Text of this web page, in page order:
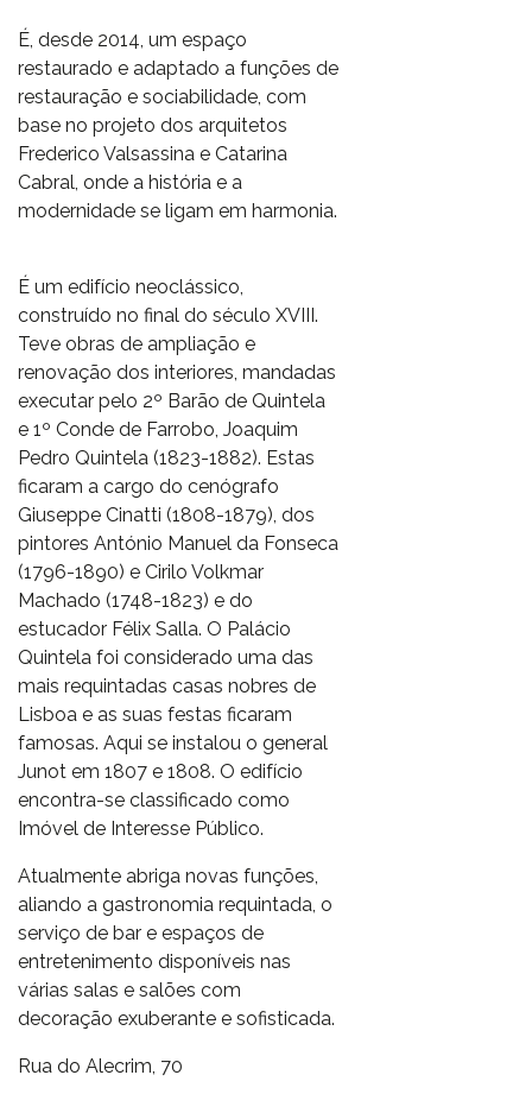
É, desde 2014, um espaço
restaurado e adaptado a funções de
restauração e sociabilidade, com
base no projeto dos arquitetos
Frederico Valsassina e Catarina
Cabral, onde a história e a
modernidade se ligam em harmonia.
É um edifício neoclássico,
construído no final do século XVIII.
Teve obras de ampliação e
renovação dos interiores, mandadas
executar pelo 2º Barão de Quintela
e 1º Conde de Farrobo, Joaquim
Pedro Quintela (1823-1882). Estas
ficaram a cargo do cenógrafo
Giuseppe Cinatti (1808-1879), dos
pintores António Manuel da Fonseca
(1796-1890) e Cirilo Volkmar
Machado (1748-1823) e do
estucador Félix Salla. O Palácio
Quintela foi considerado uma das
mais requintadas casas nobres de
Lisboa e as suas festas ficaram
famosas. Aqui se instalou o general
Junot em 1807 e 1808. O edifício
encontra-se classificado como
Imóvel de Interesse Público.
Atualmente abriga novas funções,
aliando a gastronomia requintada, o
serviço de bar e espaços de
entretenimento disponíveis nas
várias salas e salões com
decoração exuberante e sofisticada.
Rua do Alecrim, 70